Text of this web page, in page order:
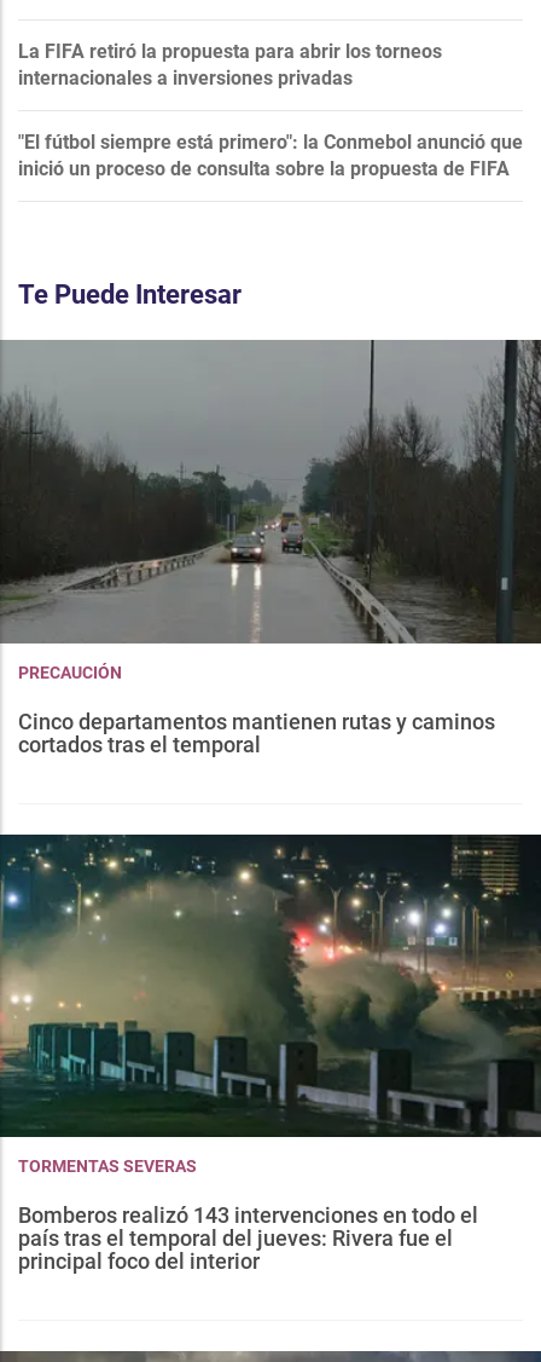
La FIFA retiró la propuesta para abrir los torneos
internacionales a inversiones privadas
"El fútbol siempre está primero": la Conmebol anunció que
inició un proceso de consulta sobre la propuesta de FIFA
Te Puede Interesar
PRECAUCIÓN
Cinco departamentos mantienen rutas y caminos
cortados tras el temporal
TORMENTAS SEVERAS
Bomberos realizó 143 intervenciones en todo el
país tras el temporal del jueves: Rivera fue el
principal foco del interior